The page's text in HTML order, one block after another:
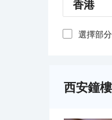
選擇部
西安鐘